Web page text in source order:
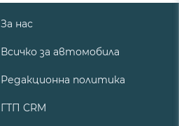
За нас
Всичко за автомобила
Редакционна политика
ГТП CRM